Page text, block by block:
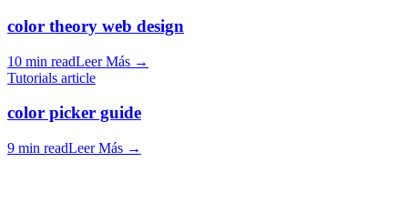
color theory web design
10 min readLeer Más →
Tutorials article
color picker guide
9 min readLeer Más →